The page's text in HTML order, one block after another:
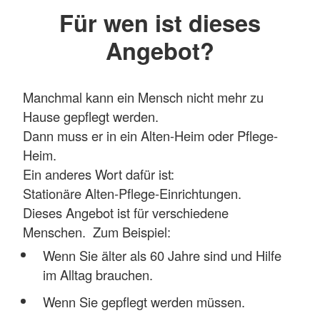
Für wen ist dieses
Angebot?
Manchmal kann ein Mensch nicht mehr zu
Hause gepflegt werden.
Dann muss er in ein Alten-Heim oder Pflege-
Heim.
Ein anderes Wort dafür ist:
Stationäre Alten-Pflege-Einrichtungen.
Dieses Angebot ist für verschiedene
Menschen. Zum Beispiel:
Wenn Sie älter als 60 Jahre sind und Hilfe
im Alltag brauchen.
Wenn Sie gepflegt werden müssen.